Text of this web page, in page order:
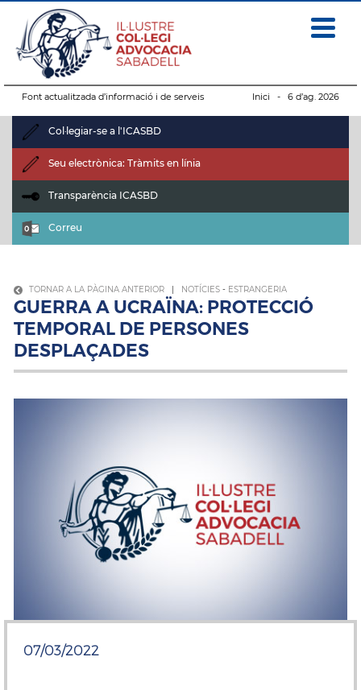
Font actualitzada d’informació i de serveis Inici - 6 d’ag. 2026
Col·legiar-se a l'ICASBD
Seu electrònica: Tràmits en línia
Transparència ICASBD
Correu
TORNAR A LA PÀGINA ANTERIOR | NOTÍCIES - ESTRANGERIA
GUERRA A UCRAÏNA: PROTECCIÓ
TEMPORAL DE PERSONES
DESPLAÇADES
07/03/2022